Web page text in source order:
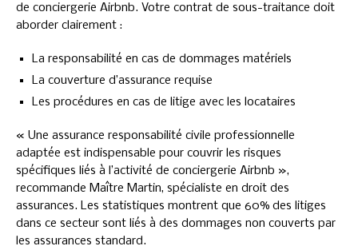
de conciergerie Airbnb. Votre contrat de sous-traitance doit
aborder clairement :
La responsabilité en cas de dommages matériels
La couverture d’assurance requise
Les procédures en cas de litige avec les locataires
« Une assurance responsabilité civile professionnelle
adaptée est indispensable pour couvrir les risques
spécifiques liés à l’activité de conciergerie Airbnb »,
recommande Maître Martin, spécialiste en droit des
assurances. Les statistiques montrent que 60% des litiges
dans ce secteur sont liés à des dommages non couverts par
les assurances standard.